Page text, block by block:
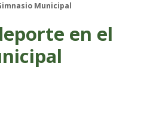
Municipal
en el